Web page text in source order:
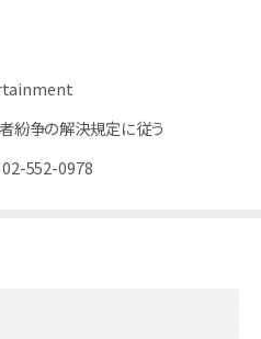
紛争の解決規定に従う
552-0978